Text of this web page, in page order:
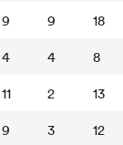
9 9 18
4 4 8
11 2 13
9 3 12